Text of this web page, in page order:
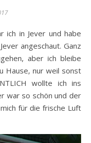
angeschaut. Ganz
aber ich bleibe
Hause, nur weil sonst
wollte ich ins
war so schön und der
für die frische Luft